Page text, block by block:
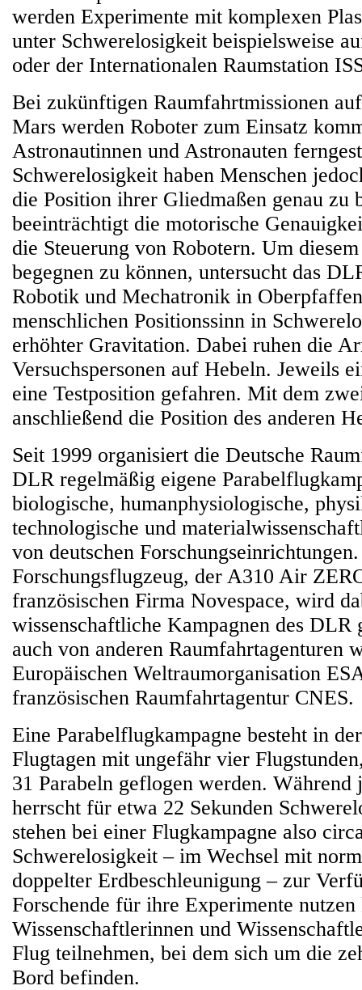
werden Experimente mit komplexen
unter Schwerelosigkeit beispielsweise
oder der Internationalen Raumstation
Bei zukünftigen Raumfahrtmissionen
Mars werden Roboter zum Einsatz
Astronautinnen und Astronauten
Schwerelosigkeit haben Menschen
die Position ihrer Gliedmaßen genau zu
beeinträchtigt die motorische
die Steuerung von Robotern. Um
begegnen zu können, untersucht das
Robotik und Mechatronik in
menschlichen Positionssinn in
erhöhter Gravitation. Dabei ruhen die
Versuchspersonen auf Hebeln. Jeweils
eine Testposition gefahren. Mit dem
anschließend die Position des anderen
Seit 1999 organisiert die Deutsche
DLR regelmäßig eigene
biologische, humanphysiologische,
technologische und
von deutschen
Forschungsflugzeug, der A310 Air
französischen Firma Novespace, wird
wissenschaftliche Kampagnen des DLR
auch von anderen Raumfahrtagenturen
Europäischen Weltraumorganisation
französischen Raumfahrtagentur CNES.
Eine Parabelflugkampagne besteht in
Flugtagen mit ungefähr vier
31 Parabeln geflogen werden. Während
herrscht für etwa 22 Sekunden
stehen bei einer Flugkampagne also
Schwerelosigkeit – im Wechsel mit
doppelter Erdbeschleunigung – zur
Forschende für ihre Experimente
Wissenschaftlerinnen und
Flug teilnehmen, bei dem sich um die
Bord befinden.